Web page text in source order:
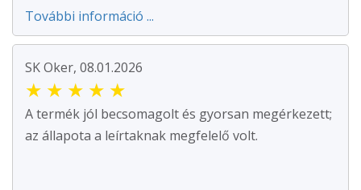
További információ ...
SK Oker, 08.01.2026
★ ★ ★ ★ ★
A termék jól becsomagolt és gyorsan megérkezett;
az állapota a leírtaknak megfelelő volt.